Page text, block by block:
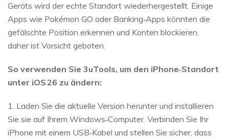
Geräts wird der echte Standort wiederhergestellt. Einige
Apps wie Pokémon GO oder Banking‑Apps könnten die
gefälschte Position erkennen und Konten blockieren,
daher ist Vorsicht geboten.
So verwenden Sie 3uTools, um den iPhone‑Standort
unter iOS 26 zu ändern:
1. Laden Sie die aktuelle Version herunter und installieren
Sie sie auf Ihrem Windows‑Computer. Verbinden Sie Ihr
iPhone mit einem USB‑Kabel und stellen Sie sicher, dass